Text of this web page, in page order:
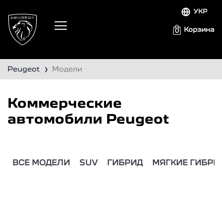
0 Корзина
УКР
Peugeot ❯ Модели
Коммерческие
автомобили Peugeot
ВСЕ МОДЕЛИ SUV ГИБРИД МЯГКИЕ